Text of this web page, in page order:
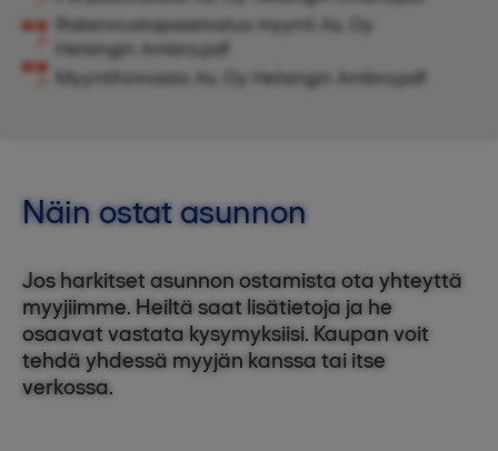
Rakennustapaselostus myynti As. Oy
Helsingin Ambra.pdf
Myyntihinnasto As. Oy Helsingin Ambra.pdf
Näin ostat asunnon
Jos harkitset asunnon ostamista ota yhteyttä
myyjiimme. Heiltä saat lisätietoja ja he
osaavat vastata kysymyksiisi. Kaupan voit
tehdä yhdessä myyjän kanssa tai itse
verkossa.